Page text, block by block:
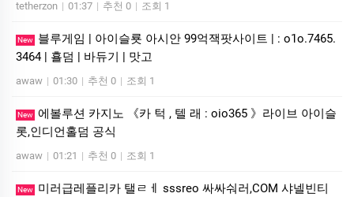
tetherzon | 01:37 | 추천 0 | 조회 1
New
블루게­임 | 아이슬룟 아시안 99억잭­팟사이트 | : o1o.7465.
3464 | 횰덤 | 바듀기 | 맛고
awaw | 01:30 | 추천 0 | 조회 1
New 에볼루션 카­지노 《카 턱 , 텔 래 : oio365 》라이브 아이슬
롯,인디언홀덤 공식
awaw | 01:21 | 추천 0 | 조회 1
New
미러급레플리카 탤ㄹㅔ sssreo 싸싸숴러,COM 샤넬빈티